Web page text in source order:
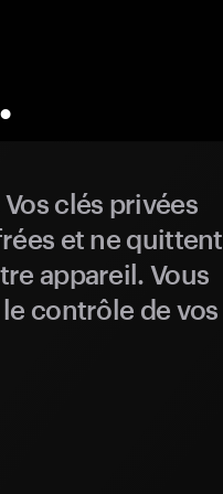
Vos clés privées
et ne quittent
appareil. Vous
contrôle de vos